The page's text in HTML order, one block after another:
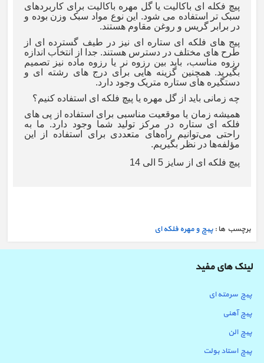
پیچ فکله ای باکالیت یا گل مهره باکالیت برای کاربردهای
سبک تر استفاده می شود. این نوع مواد سبک وزن بوده و
در برابر گریس و روغن مقاوم هستند.
پیج های فلکه ای ستاره ای نیز در طیف گسترده ای از
طرح های مختلف در دسترس هستند. جدا از انتخاب اندازه
رزوه مناسب، باید بین رزوه نر یا رزوه ماده نیز تصمیم
بگیرید. همچنین گزینه هایی برای درج های رشته ای و
دستگیره های ستاره متریک وجود دارد.
چه زمانی باید از گل مهره یا پیچ فلکه ای استفاده کنیم؟
همیشه زمان یا موقعیت مناسبی برای استفاده از پی های
فلکه ای ستاره در مرکز تولید شما وجود دارد. ما به
راحتی می‌توانیم راه‌های متعددی برای استفاده از این
مؤلفه‌ها در نظر بگیریم.
پیچ فلکه ای از سایز 5 الی 14
برچسب ها : پیچ و مهره فلکه ای
لینک های مفید
پیچ سرمته ای
پیچ آهنی
پیچ الن
پیچ استاد بولت